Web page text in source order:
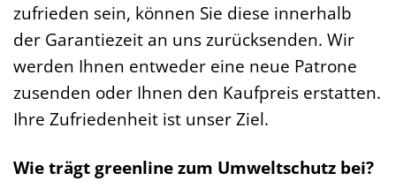
zufrieden sein, können Sie diese innerhalb
der Garantiezeit an uns zurücksenden. Wir
werden Ihnen entweder eine neue Patrone
zusenden oder Ihnen den Kaufpreis erstatten.
Ihre Zufriedenheit ist unser Ziel.
Wie trägt greenline zum Umweltschutz bei?